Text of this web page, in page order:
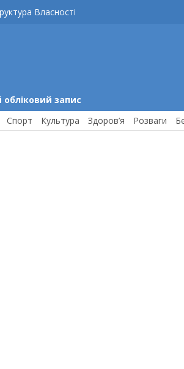
Власності
обліковий запис
Спорт Культура Здоров’я Розваги